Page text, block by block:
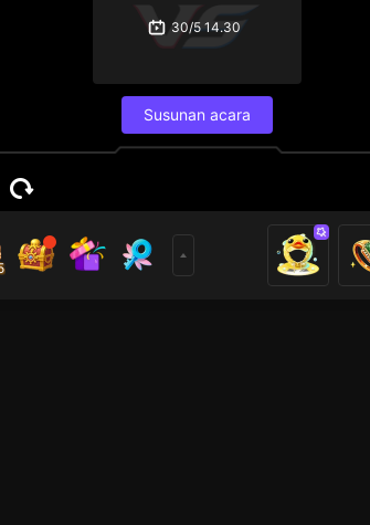
30/5 14.30
Susunan acara